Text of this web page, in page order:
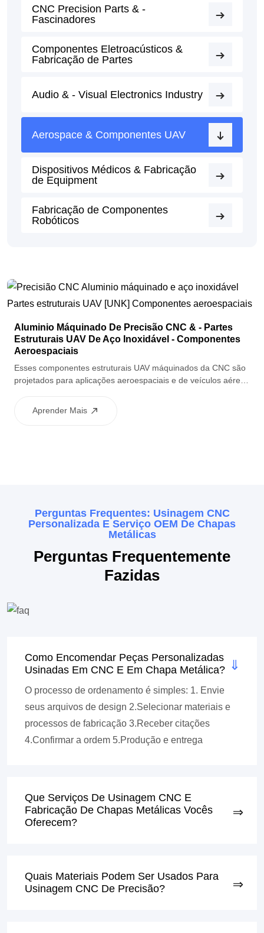
CNC Precision Parts & -
Fascinadores
Componentes Eletroacústicos &
Fabricação de Partes
Audio & - Visual Electronics Industry
Aerospace & Componentes UAV
Dispositivos Médicos & Fabricação
de Equipment
Fabricação de Componentes
Robóticos
Aluminio Máquinado De Precisão CNC & - Partes
Estruturais UAV De Aço Inoxidável - Componentes
Aeroespaciais
Esses componentes estruturais UAV máquinados da CNC são
projetados para aplicações aeroespaciais e de veículos aéreos
excelente precisão dimensional.
Aprender Mais
Perguntas Frequentes: Usinagem CNC
Personalizada E Serviço OEM De Chapas
Metálicas
Perguntas Frequentemente
Fazidas
Como Encomendar Peças Personalizadas
Usinadas Em CNC E Em Chapa Metálica?
O processo de ordenamento é simples: 1. Envie
seus arquivos de design 2.Selecionar materiais e
processos de fabricação 3.Receber citações
4.Confirmar a ordem 5.Produção e entrega
Que Serviços De Usinagem CNC E
Fabricação De Chapas Metálicas Vocês
Oferecem?
Quais Materiais Podem Ser Usados ​​para
Usinagem CNC De Precisão?